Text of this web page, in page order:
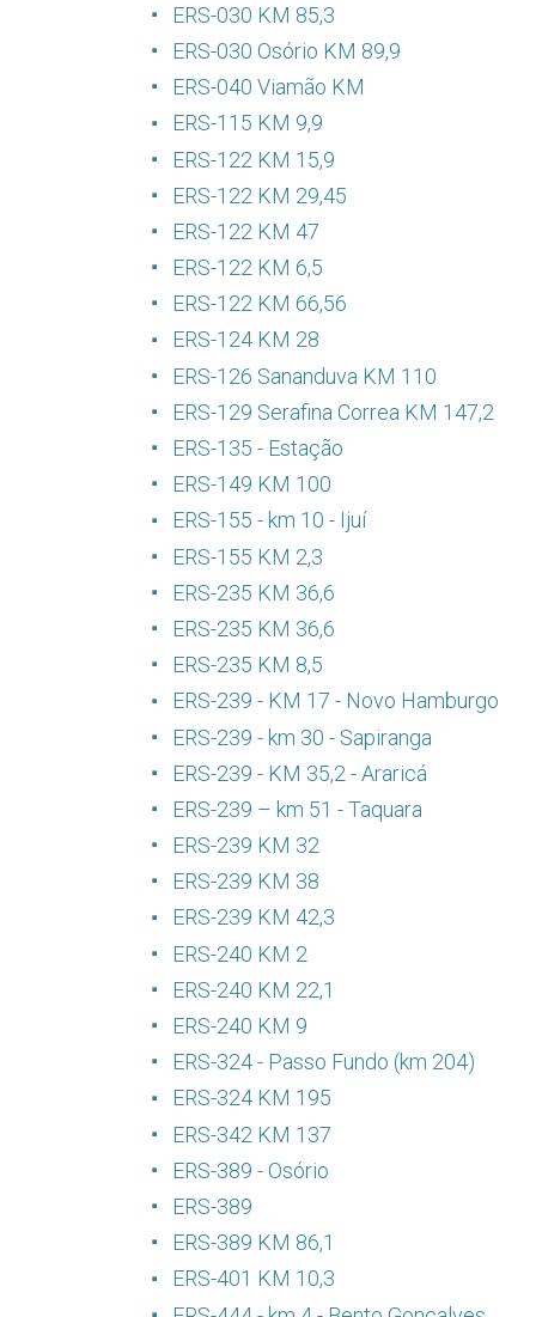
ERS-030 KM 85,3
ERS-030 Osório KM 89,9
ERS-040 Viamão KM
ERS-115 KM 9,9
ERS-122 KM 15,9
ERS-122 KM 29,45
ERS-122 KM 47
ERS-122 KM 6,5
ERS-122 KM 66,56
ERS-124 KM 28
ERS-126 Sananduva KM 110
ERS-129 Serafina Correa KM 147,2
ERS-135 - Estação
ERS-149 KM 100
ERS-155 - km 10 - Ijuí
ERS-155 KM 2,3
ERS-235 KM 36,6
ERS-235 KM 36,6
ERS-235 KM 8,5
ERS-239 - KM 17 - Novo Hamburgo
ERS-239 - km 30 - Sapiranga
ERS-239 - KM 35,2 - Araricá
ERS-239 – km 51 - Taquara
ERS-239 KM 32
ERS-239 KM 38
ERS-239 KM 42,3
ERS-240 KM 2
ERS-240 KM 22,1
ERS-240 KM 9
ERS-324 - Passo Fundo (km 204)
ERS-324 KM 195
ERS-342 KM 137
ERS-389 - Osório
ERS-389
ERS-389 KM 86,1
ERS-401 KM 10,3